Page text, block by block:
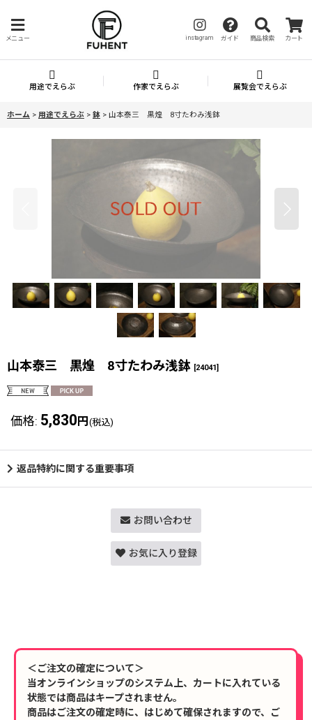
メニュー instagram ガイド 商品検索 カート
用途でえらぶ 作家でえらぶ 展覧会でえらぶ
ホーム > 用途でえらぶ > 鉢 > 山本泰三 黒煌 8寸たわみ浅鉢
山本泰三 黒煌 8寸たわみ浅鉢 [24041]
価格: 5,830 円 (税込)
返品特約に関する重要事項
お問い合わせ
お気に入り登録
＜ご注文の確定について＞
当オンラインショップのシステム上、カートに入れている
状態では商品はキープされません。
商品はご注文の確定時に、はじめて確保されますので、ご